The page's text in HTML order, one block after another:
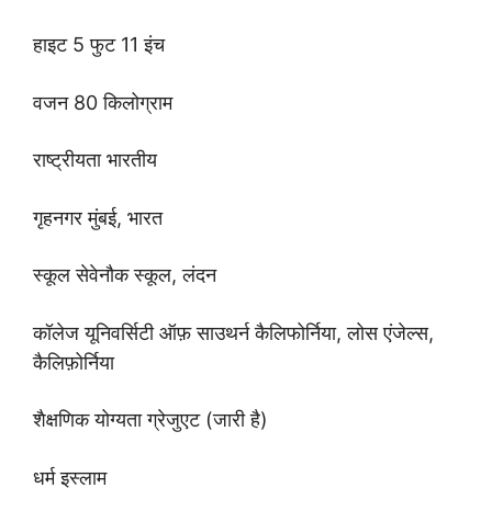
हाइट 5 फुट 11 इंच
वजन 80 किलोग्राम
राष्ट्रीयता भारतीय
गृहनगर मुंबई, भारत
स्कूल सेवेनौक स्कूल, लंदन
कॉलेज यूनिवर्सिटी ऑफ़ साउथर्न कैलिफोर्निया, लोस एंजेल्स,
कैलिफ़ोर्निया
शैक्षणिक योग्यता ग्रेजुएट (जारी है)
धर्म इस्लाम